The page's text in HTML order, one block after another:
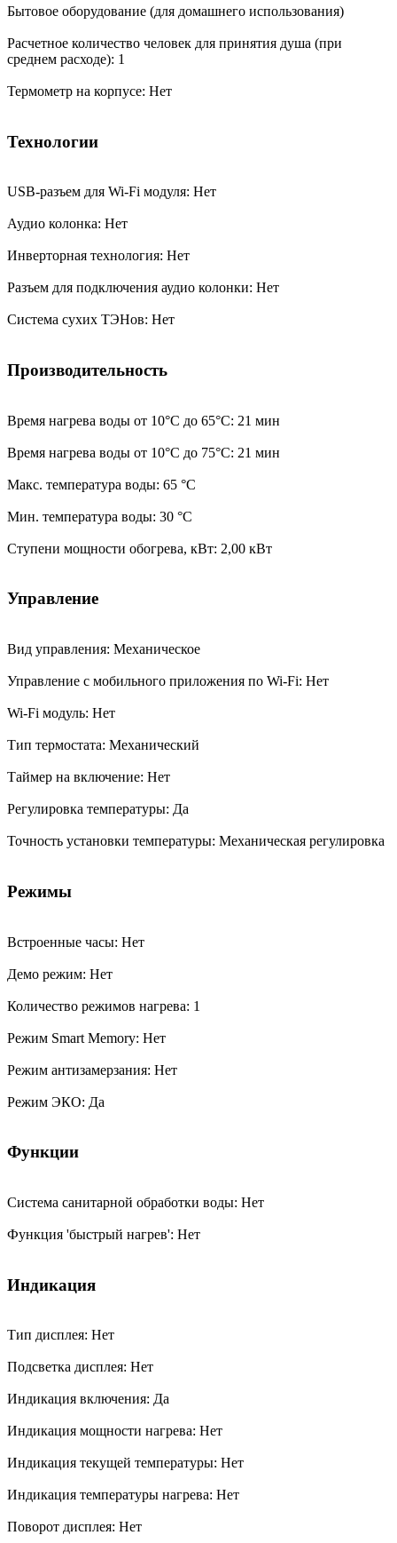
Бытовое оборудование (для домашнего использования)
Расчетное количество человек для принятия душа (при
среднем расходе): 1
Термометр на корпусе: Нет
Технологии
USB-разъем для Wi-Fi модуля: Нет
Аудио колонка: Нет
Инверторная технология: Нет
Разъем для подключения аудио колонки: Нет
Система сухих ТЭНов: Нет
Производительность
Время нагрева воды от 10°С до 65°С: 21 мин
Время нагрева воды от 10°С до 75°С: 21 мин
Макс. температура воды: 65 °С
Мин. температура воды: 30 °С
Ступени мощности обогрева, кВт: 2,00 кВт
Управление
Вид управления: Механическое
Управление c мобильного приложения по Wi-Fi: Нет
Wi-Fi модуль: Нет
Тип термостата: Механический
Таймер на включение: Нет
Регулировка температуры: Да
Точность установки температуры: Механическая регулировка
Режимы
Встроенные часы: Нет
Демо режим: Нет
Количество режимов нагрева: 1
Режим Smart Memory: Нет
Режим антизамерзания: Нет
Режим ЭКО: Да
Функции
Система санитарной обработки воды: Нет
Функция 'быстрый нагрев': Нет
Индикация
Тип дисплея: Нет
Подсветка дисплея: Нет
Индикация включения: Да
Индикация мощности нагрева: Нет
Индикация текущей температуры: Нет
Индикация температуры нагрева: Нет
Поворот дисплея: Нет